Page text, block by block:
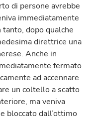
di persone avrebbe
immediatamente
tanto, dopo qualche
direttrice una
Anche in
fermato
ad accennare
un coltello a scatto
ma veniva
bloccato dall’ottimo